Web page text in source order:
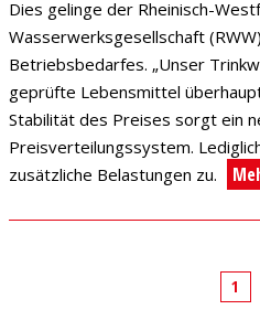
Dies gelinge der Rheinisch-
Wasserwerksgesellschaft
Betriebsbedarfes. „Unser
geprüfte Lebensmittel
Stabilität des Preises sorgt ein
Preisverteilungssystem.
zusätzliche Belastungen zu.
1